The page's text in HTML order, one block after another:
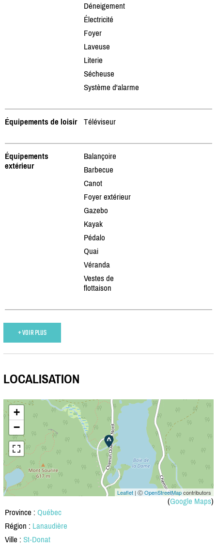
Déneigement
Électricité
Foyer
Laveuse
Literie
Sécheuse
Système d'alarme
Équipements de loisir Téléviseur
Équipements
extérieur
Balançoire
Barbecue
Canot
Foyer extérieur
Gazebo
Kayak
Pédalo
Quai
Véranda
Vestes de
flottaison
+ VOIR PLUS
LOCALISATION
+
−
Leaflet | ⒸOpenStreetMapcontributors
(Google Maps)
Province : Québec
Région : Lanaudière
Ville : St-Donat